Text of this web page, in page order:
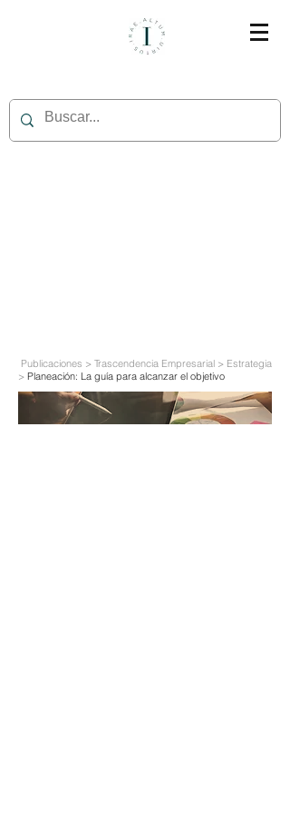
Publicaciones > Trascendencia Empresarial > Estrategia
> Planeación: La guía para alcanzar el objetivo